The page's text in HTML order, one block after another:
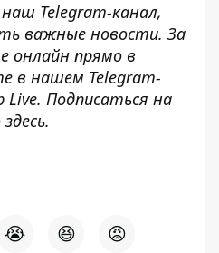
наш Telegram-канал,
важные новости. За
онлайн прямо в
в нашем Telegram-
Live. Подписаться на
здесь.
😭 😆 😡